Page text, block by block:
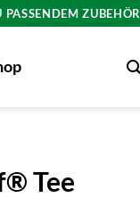
PASSENDEM ZUBEHÖR
Tee